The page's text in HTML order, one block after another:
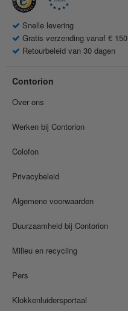
Snelle levering
Gratis verzending vanaf € 150
Retourbeleid van 30 dagen
Contorion
Over ons
Werken bij Contorion
Colofon
Privacybeleid
Algemene voorwaarden
Duurzaamheid bij Contorion
Milieu en recycling
Pers
Klokkenluidersportaal